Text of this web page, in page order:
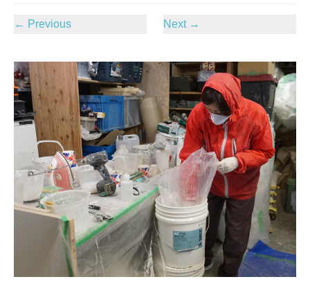
← Previous Next →